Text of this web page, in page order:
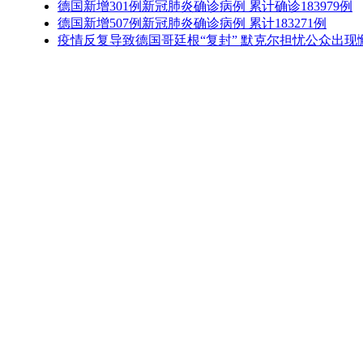
德国新增301例新冠肺炎确诊病例 累计确诊183979例
德国新增507例新冠肺炎确诊病例 累计183271例
疫情反复导致德国哥廷根“复封” 默克尔担忧公众出现